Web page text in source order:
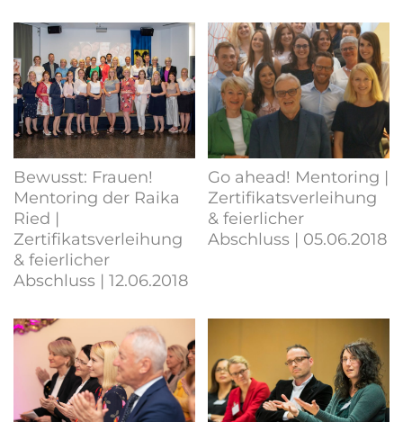
Bewusst: Frauen!
Mentoring der Raika
Ried |
Zertifikatsverleihung
& feierlicher
Abschluss | 12.06.2018
Go ahead! Mentoring |
Zertifikatsverleihung
& feierlicher
Abschluss | 05.06.2018